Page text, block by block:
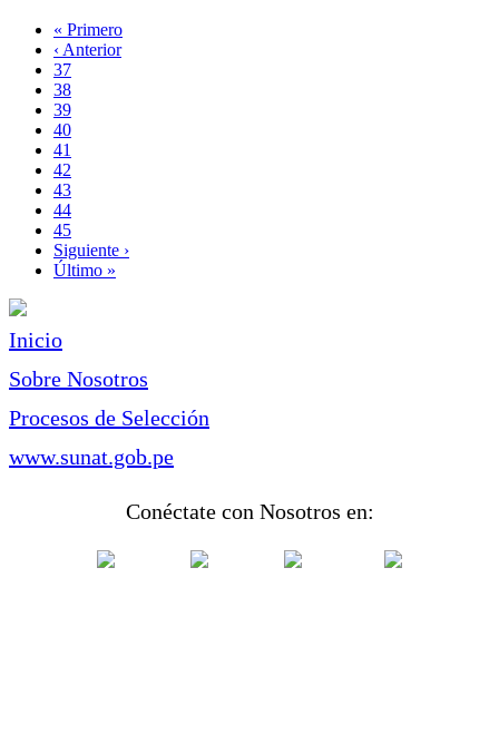
Paginación
Primera
página
« Primero
Página
anterior
‹ Anterior
Page
37
Page
38
Page
39
Page
40
Página
actual
41
Page
42
Page
43
Page
44
Page
45
Siguiente
página
Siguiente ›
Última
Último »
Inicio
Sobre Nosotros
Procesos de Selección
www.sunat.gob.pe
Conéctate con Nosotros en: